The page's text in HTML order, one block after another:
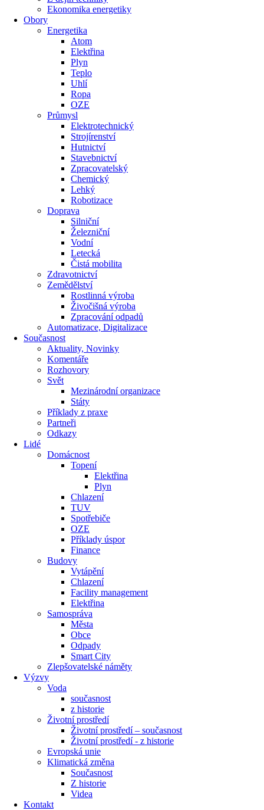
Ekonomika energetiky
Obory
Energetika
Atom
Elektřina
Plyn
Teplo
Uhlí
Ropa
OZE
Průmysl
Elektrotechnický
Strojírenství
Hutnictví
Stavebnictví
Zpracovatelský
Chemický
Lehký
Robotizace
Doprava
Silniční
Železniční
Vodní
Letecká
Čistá mobilita
Zdravotnictví
Zemědělství
Rostlinná výroba
Živočišná výroba
Zpracování odpadů
Automatizace, Digitalizace
Současnost
Aktuality, Novinky
Komentáře
Rozhovory
Svět
Mezinárodní organizace
Státy
Příklady z praxe
Partneři
Odkazy
Lidé
Domácnost
Topení
Elektřina
Plyn
Chlazení
TUV
Spotřebiče
OZE
Příklady úspor
Finance
Budovy
Vytápění
Chlazení
Facility management
Elektřina
Samospráva
Města
Obce
Odpady
Smart City
Zlepšovatelské náměty
Výzvy
Voda
současnost
z historie
Životní prostředí
Životní prostředí – současnost
Životní prostředí ​- z historie
Evropská unie
Klimatická změna
Současnost
Z historie
Videa
Kontakt